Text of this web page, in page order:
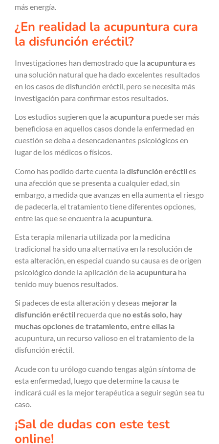
más energía.
¿En realidad la acupuntura cura
la disfunción eréctil?
Investigaciones han demostrado que la acupunturaes
una solución natural que ha dado excelentes resultados
en los casos de disfunción eréctil, pero se necesita más
investigación para confirmar estos resultados.
Los estudios sugieren que la acupuntura puede ser más
beneficiosa en aquellos casos donde la enfermedad en
cuestión se deba a desencadenantes psicológicos en
lugar de los médicos o físicos.
Como has podido darte cuenta la disfunción eréctil es
una afección que se presenta a cualquier edad, sin
embargo, a medida que avanzas en ella aumenta el riesgo
de padecerla, el tratamiento tiene diferentes opciones,
entre las que se encuentra la acupuntura
Esta terapia milenaria utilizada por la medicina
tradicional ha sido una alternativa en la resolución de
esta alteración, en especial cuando su causa es de origen
psicológico donde la aplicación de la acupuntura ha
tenido muy buenos resultados.
Si padeces de esta alteración y deseas mejorar la
disfunción eréctil recuerda que no estás solo, hay
muchas opciones de tratamiento, entre ellas la
acupuntura, un recurso valioso en el tratamiento de la
disfunción eréctil.
Acude con tu urólogo cuando tengas algún síntoma de
esta enfermedad, luego que determine la causa te
indicará cuál es la mejor terapéutica a seguir según sea tu
caso.
¡Sal de dudas con este test
online!